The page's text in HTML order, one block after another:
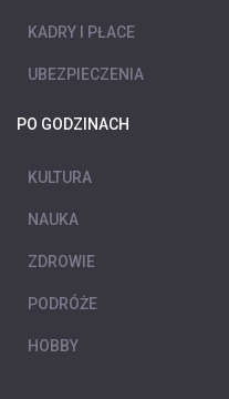
KADRY I PŁACE
UBEZPIECZENIA
PO GODZINACH
KULTURA
NAUKA
ZDROWIE
PODRÓŻE
HOBBY